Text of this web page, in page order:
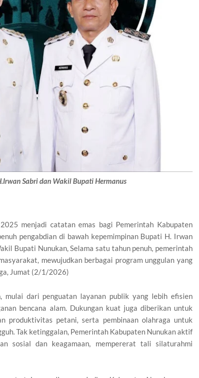
Sabri dan Wakil Bupati Hermanus
menjadi catatan emas bagi Pemerintah Kabupaten
pengabdian di bawah kepemimpinan Bupati H. Irwan
Bupati Nunukan, Selama satu tahun penuh, pemerintah
mewujudkan berbagai program unggulan yang
Jumat (2/1/2026)
mulai dari penguatan layanan publik yang lebih efisien
bencana alam. Dukungan kuat juga diberikan untuk
produktivitas petani, serta pembinaan olahraga untuk
Tak ketinggalan, Pemerintah Kabupaten Nunukan aktif
sosial dan keagamaan, mempererat tali silaturahmi